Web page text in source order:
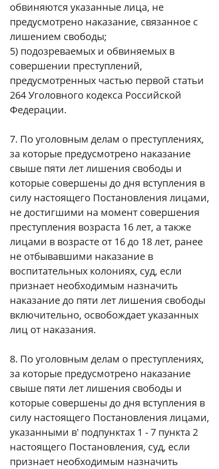
обвиняются указанные лица, не
предусмотрено наказание, связанное с
лишением свободы;
5) подозреваемых и обвиняемых в
совершении преступлений,
предусмотренных частью первой статьи
264 Уголовного кодекса Российской
Федерации.
7. По уголовным делам о преступлениях,
за которые предусмотрено наказание
свыше пяти лет лишения свободы и
которые совершены до дня вступления в
силу настоящего Постановления лицами,
не достигшими на момент совершения
преступления возраста 16 лет, а также
лицами в возрасте от 16 до 18 лет, ранее
не отбывавшими наказание в
воспитательных колониях, суд, если
признает необходимым назначить
наказание до пяти лет лишения свободы
включительно, освобождает указанных
лиц от наказания.
8. По уголовным делам о преступлениях,
за которые предусмотрено наказание
свыше пяти лет лишения свободы и
которые совершены до дня вступления в
силу настоящего Постановления лицами,
указанными в' подпунктах 1 - 7 пункта 2
настоящего Постановления, суд, если
признает необходимым назначить